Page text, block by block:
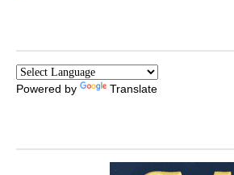
Powered by Translate